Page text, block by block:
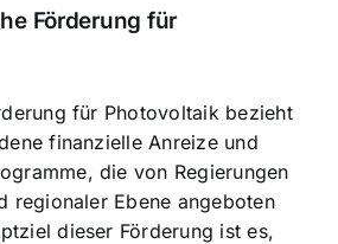
Förderung für
für Photovoltaik bezieht
finanzielle Anreize und
die von Regierungen
regionaler Ebene angeboten
dieser Förderung ist es,